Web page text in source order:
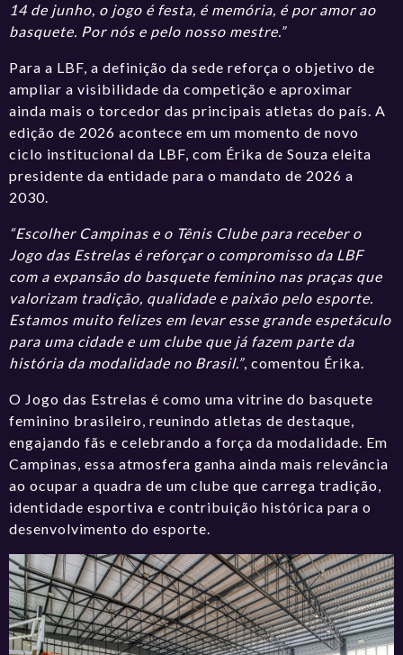
14 de junho, o jogo é festa, é memória, é por amor ao
basquete. Por nós e pelo nosso mestre.”
Para a LBF, a definição da sede reforça o objetivo de
ampliar a visibilidade da competição e aproximar
ainda mais o torcedor das principais atletas do país. A
edição de 2026 acontece em um momento de novo
ciclo institucional da LBF, com Érika de Souza eleita
presidente da entidade para o mandato de 2026 a
2030.
“Escolher Campinas e o Tênis Clube para receber o
Jogo das Estrelas é reforçar o compromisso da LBF
com a expansão do basquete feminino nas praças que
valorizam tradição, qualidade e paixão pelo esporte.
Estamos muito felizes em levar esse grande espetáculo
para uma cidade e um clube que já fazem parte da
história da modalidade no Brasil.”, comentou Érika.
O Jogo das Estrelas é como uma vitrine do basquete
feminino brasileiro, reunindo atletas de destaque,
engajando fãs e celebrando a força da modalidade. Em
Campinas, essa atmosfera ganha ainda mais relevância
ao ocupar a quadra de um clube que carrega tradição,
identidade esportiva e contribuição histórica para o
desenvolvimento do esporte.